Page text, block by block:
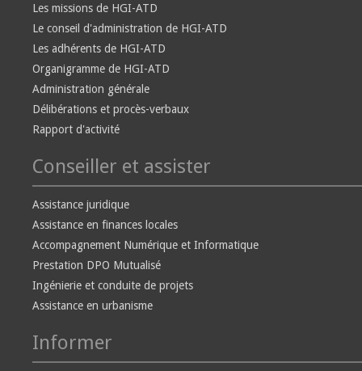
Les missions de HGI-ATD
Le conseil d'administration de HGI-ATD
Les adhérents de HGI-ATD
Organigramme de HGI-ATD
Administration générale
Délibérations et procès-verbaux
Rapport d'activité
Conseiller et assister
Assistance juridique
Assistance en finances locales
Accompagnement Numérique et Informatique
Prestation DPO Mutualisé
Ingénierie et conduite de projets
Assistance en urbanisme
Informer